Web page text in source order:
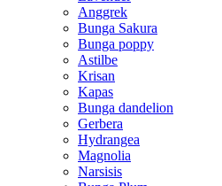
Anggrek
Bunga Sakura
Bunga poppy
Astilbe
Krisan
Kapas
Bunga dandelion
Gerbera
Hydrangea
Magnolia
Narsisis